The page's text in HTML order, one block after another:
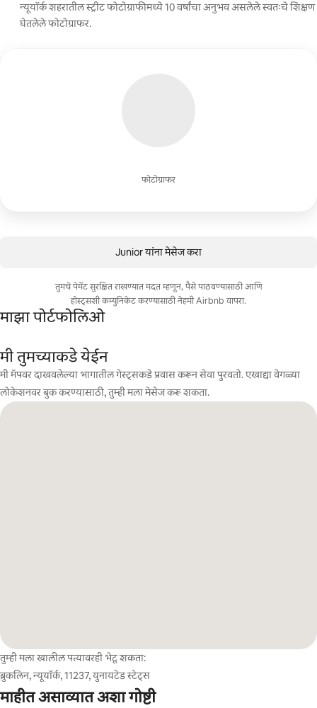
फोटोग्राफर
न्यूयॉर्क शहरातील स्ट्रीट फोटोग्राफीमध्ये 10 वर्षांचा अनुभव असलेले स्वतःचे शिक्षण
घेतलेले फोटोग्राफर.
Junior यांना मेसेज करा
तुमचे पेमेंट सुरक्षित राखण्यात मदत म्हणून, पैसे पाठवण्यासाठी आणि
होस्ट्सशी कम्युनिकेट करण्यासाठी नेहमी Airbnb वापरा.
माझा पोर्टफोलिओ
मी तुमच्याकडे येईन
मी मॅपवर दाखवलेल्या भागातील गेस्ट्सकडे प्रवास करून सेवा पुरवतो. एखाद्या वेगळ्या
लोकेशनवर बुक करण्यासाठी, तुम्ही मला मेसेज करू शकता.
तुम्ही मला खालील पत्त्यावरही भेटू शकता:
ब्रुकलिन, न्यूयॉर्क, 11237, युनायटेड स्टेट्स
माहीत असाव्यात अशा गोष्टी